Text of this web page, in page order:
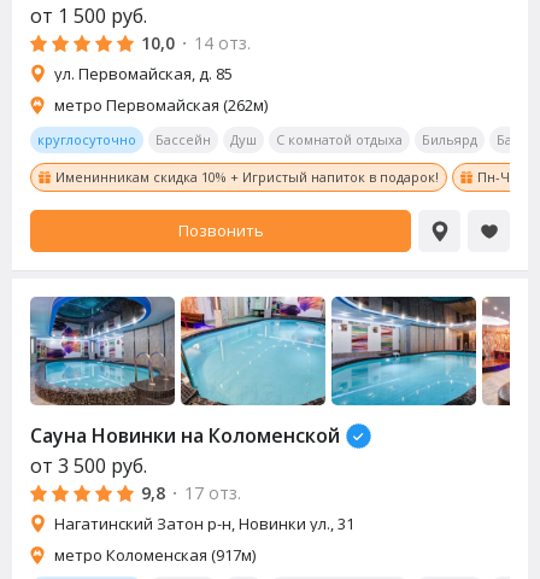
от 1 500 руб.
10,0 · 14 отз.
ул. Первомайская, д. 85
метро Первомайская (262м)
круглосуточно Бассейн Душ С комнатой отдыха Бильярд Бар
Именинникам скидка 10% + Игристый напиток в подарок! Пн-Чт с
Позвонить
Сауна Новинки на Коломенской
от 3 500 руб.
9,8 · 17 отз.
Нагатинский Затон р-н, Новинки ул., 31
метро Коломенская (917м)